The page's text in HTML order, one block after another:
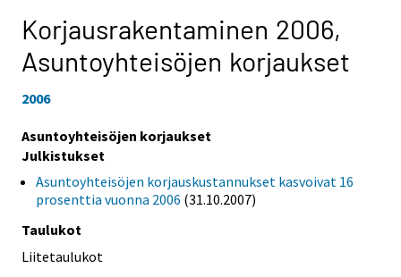
Korjausrakentaminen 2006,
Asuntoyhteisöjen korjaukset
2006
Asuntoyhteisöjen korjaukset
Julkistukset
Asuntoyhteisöjen korjauskustannukset kasvoivat 16
prosenttia vuonna 2006 (31.10.2007)
Taulukot
Liitetaulukot